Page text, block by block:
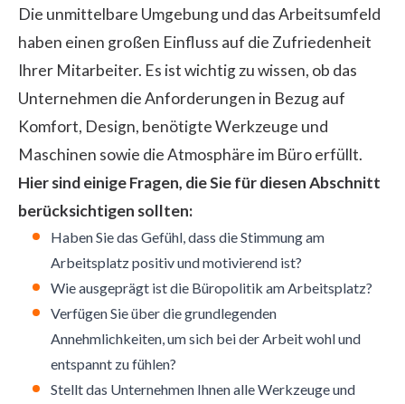
Die unmittelbare Umgebung und das Arbeitsumfeld
haben einen großen Einfluss auf die Zufriedenheit
Ihrer Mitarbeiter. Es ist wichtig zu wissen, ob das
Unternehmen die Anforderungen in Bezug auf
Komfort, Design, benötigte Werkzeuge und
Maschinen sowie die Atmosphäre im Büro erfüllt.
Hier sind einige Fragen, die Sie für diesen Abschnitt
berücksichtigen sollten:
Haben Sie das Gefühl, dass die Stimmung am
Arbeitsplatz positiv und motivierend ist?
Wie ausgeprägt ist die Büropolitik am Arbeitsplatz?
Verfügen Sie über die grundlegenden
Annehmlichkeiten, um sich bei der Arbeit wohl und
entspannt zu fühlen?
Stellt das Unternehmen Ihnen alle Werkzeuge und